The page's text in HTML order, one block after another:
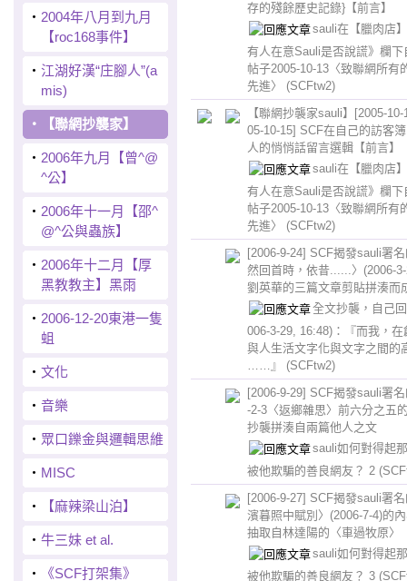
‧ 2004年八月到九月
【roc168事件】
‧ 江湖好漢“庄腳人”(a
mis)
‧ 【聯網抄襲家】
‧ 2006年九月【曾^@
^公】
‧ 2006年十一月【邵^
@^公與蟲族】
‧ 2006年十二月【厚
黑教教主】黑雨
‧ 2006-12-20東港一隻
蛆
‧ 文化
‧ 音樂
‧ 眾口鑠金與邏輯思維
‧ MISC
‧ 【麻辣梁山泊】
‧ 牛三妹 et al.
‧ 《SCF打架集》
存的殘餘歷史記錄}【前言】
sauli在【臘肉店
有人在意Sauli是否說謊》欄下
帖子2005-10-13〈致聯網所有
先進〉 (SCFtw2)
【聯網抄襲家sauli】[2005-10-
05-10-15] SCF在自己的訪客
人的悄悄話留言選輯【前言】
sauli在【臘肉店
有人在意Sauli是否說謊》欄下
帖子2005-10-13〈致聯網所有
先進〉 (SCFtw2)
[2006-9-24] SCF揭發sauli署
然回首時，依昔......〉(2006-
劉英華的三篇文章剪貼拼湊而
全文抄襲，自己
006-3-29, 16:48)：『而我，在
與人生活文字化與文字之間的
……』 (SCFtw2)
[2006-9-29] SCF揭發sauli署
-2-3〈返鄉雜思〉前六分之五
抄襲拼湊自兩篇他人之文
sauli如何對得起
被他欺騙的善良網友？ 2
[2006-9-27] SCF揭發sauli署
濱暮照中賦別〉(2006-7-4)的
抽取自林達陽的〈車過牧原〉
sauli如何對得起
被他欺騙的善良網友？ 3